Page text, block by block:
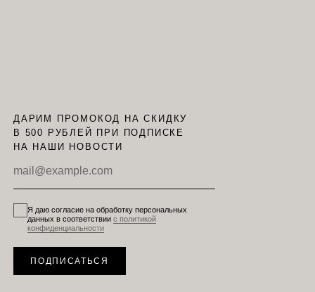
Я даю согласие на обработку персональных
данных в соответствии с политикой
конфиденциальности
ПОДПИСАТЬСЯ
ДАРИМ ПРОМОКОД НА СКИДКУ
В 500 РУБЛЕЙ ПРИ ПОДПИСКЕ
НА НАШИ НОВОСТИ